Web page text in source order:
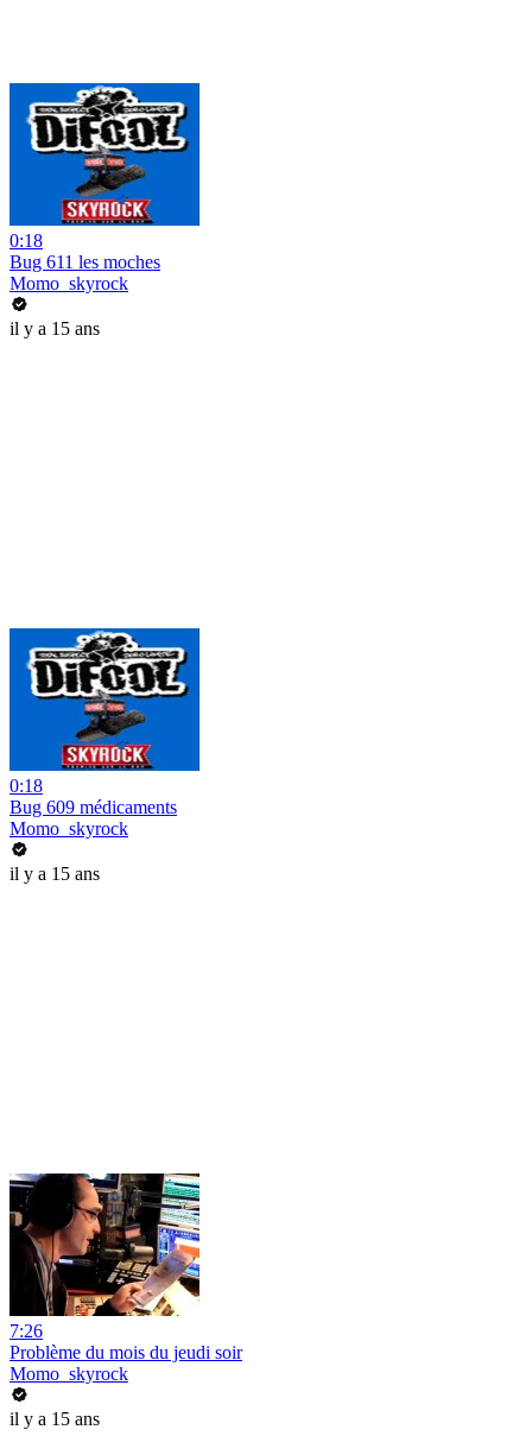
0:18
Bug 611 les moches
Momo_skyrock
il y a 15 ans
0:18
Bug 609 médicaments
Momo_skyrock
il y a 15 ans
7:26
Problème du mois du jeudi soir
Momo_skyrock
il y a 15 ans